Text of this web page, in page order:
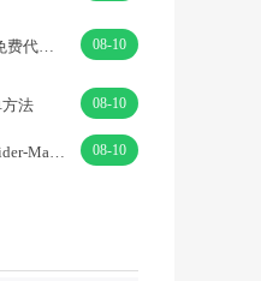
牌·动漫 08-10
法 08-10
动作冒险 08-10